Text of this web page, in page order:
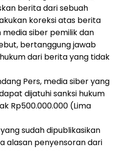
berita dari sebuah
koreksi atas berita
media siber pemilik dan
bertanggung jawab
dari berita yang tidak
Pers, media siber yang
dijatuhi sanksi hukum
Rp500.000.000 (Lima
sudah dipublikasikan
alasan penyensoran dari